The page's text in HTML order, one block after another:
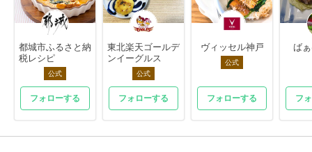
都城市ふるさと納
税レシピ
公式
フォローする
東北楽天ゴールデ
ンイーグルス
公式
フォローする
ヴィッセル神戸
公式
フォローする
ば
フ